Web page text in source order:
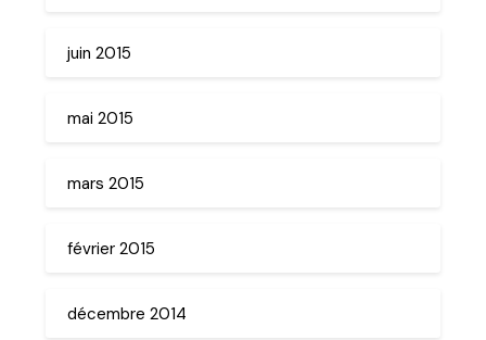
juin 2015
mai 2015
mars 2015
février 2015
décembre 2014